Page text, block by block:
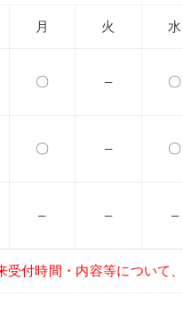
月 火 水
〇 – 〇
〇 – 〇
– – –
受付時間・内容等について